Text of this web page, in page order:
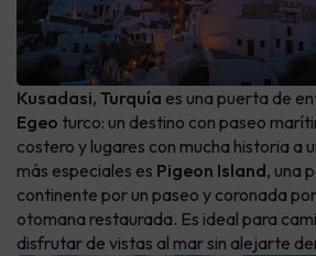
Kusadasi, Turquía es una puerta de
Egeo turco: un destino con paseo
costero y lugares con mucha historia a
más especiales es Pigeon Island, una
continente por un paseo y coronada
otomana restaurada. Es ideal para
disfrutar de vistas al mar sin alejarte